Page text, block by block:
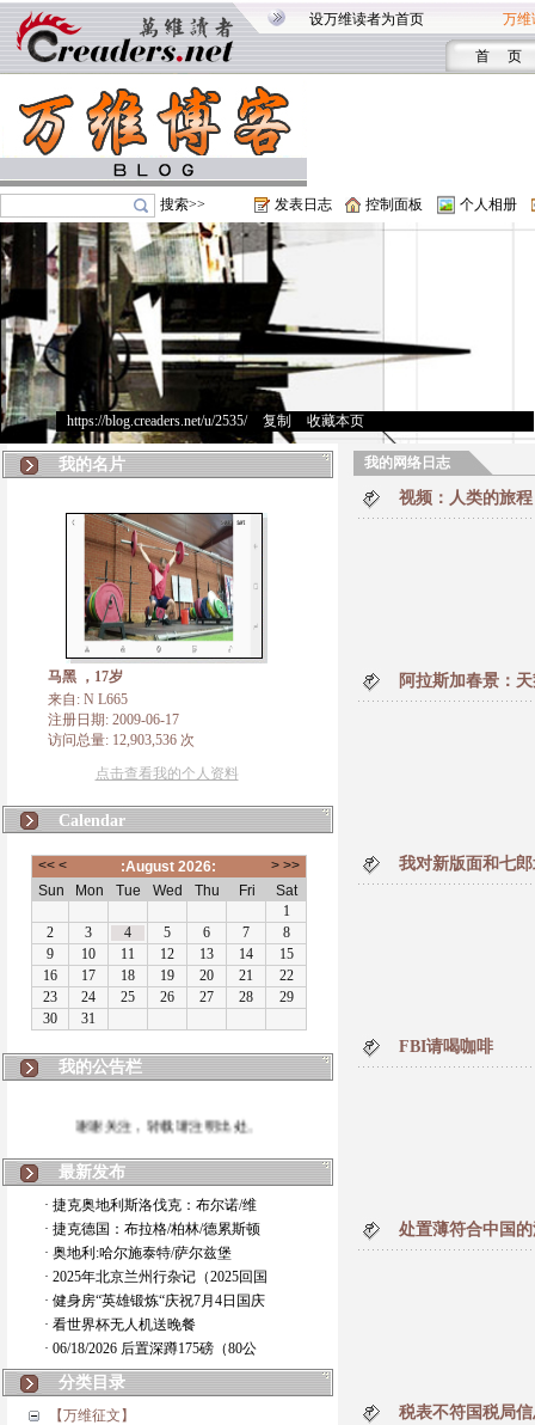
设万维读者为首页 万维
首 页
搜索>> 发表日志 控制面板 个人相册
https://blog.creaders.net/u/2535/> 复制 收藏本页
我的名片
马黑 ，17岁
来自: N L665
注册日期: 2009-06-17
访问总量: 12,903,536 次
点击查看我的个人资料
Calendar
我的公告栏 N L665
最新发布
· 捷克奥地利斯洛伐克：布尔诺/维
· 捷克德国：布拉格/柏林/德累斯顿
· 奥地利:哈尔施泰特/萨尔兹堡
· 2025年北京兰州行杂记（2025回国
· 健身房“英雄锻炼“庆祝7月4日国庆
· 看世界杯无人机送晚餐
· 06/18/2026 后置深蹲175磅（80公
分类目录
【万维征文】
我的网络日志
视频：人类的旅
阿拉斯加春景：
我对新版面和七
FBI请喝咖啡
处置薄符合中国
税表不符国税局